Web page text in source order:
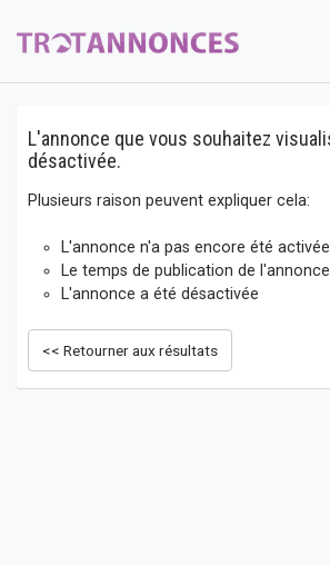
L'annonce que vous souhaitez
désactivée.
Plusieurs raison peuvent expliquer cela:
L'annonce n'a pas encore été activée
Le temps de publication de
L'annonce a été désactivée
<< Retourner aux résultats